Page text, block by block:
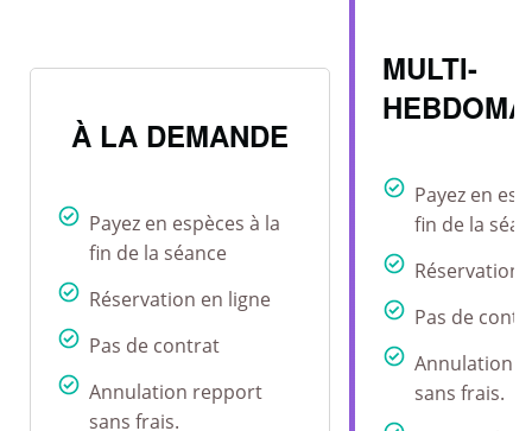
MULTI-
Payez en
fin de la
Réservation
Pas de
Annulation
sans frais.
À LA DEMANDE
Payez en espèces à la
fin de la séance
Réservation en ligne
Pas de contrat
Annulation repport
sans frais.